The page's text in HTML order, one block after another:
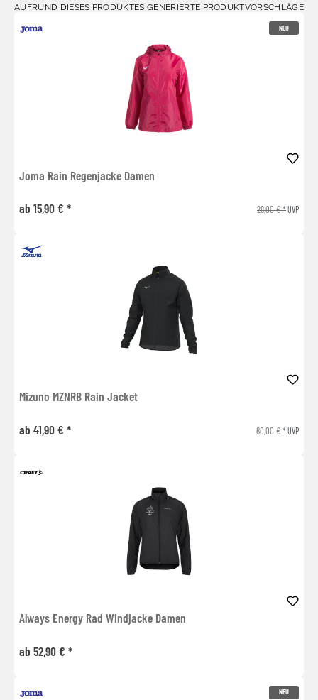
AUFRUND DIESES PRODUKTES GENERIERTE PRODUKTVORSCHLÄGE
NEU
Joma Rain Regenjacke Damen
ab 15,90 € * 28,00 € *UVP
Mizuno MZNRB Rain Jacket
ab 41,90 € * 60,00 € *UVP
Always Energy Rad Windjacke Damen
ab 52,90 € *
NEU